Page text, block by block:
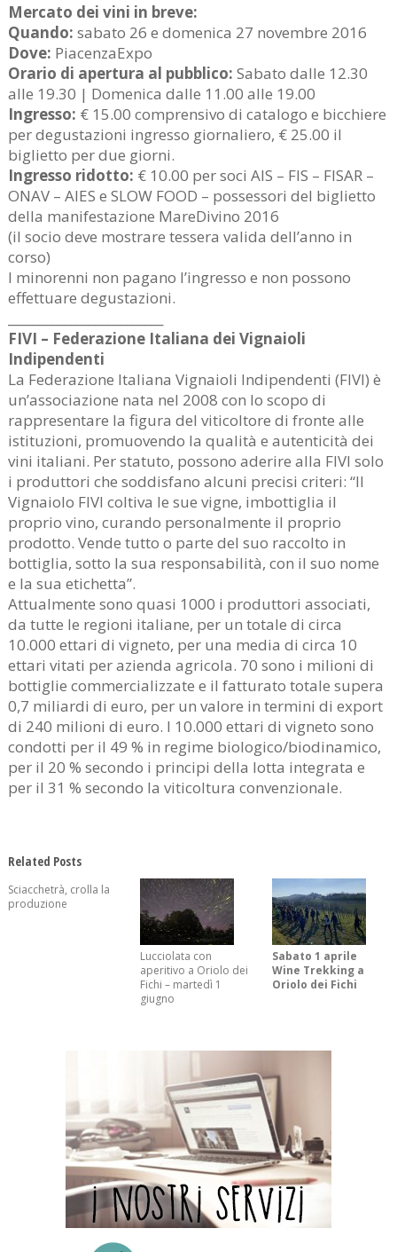
Mercato dei vini in breve:
Quando: sabato 26 e domenica 27 novembre 2016
Dove: PiacenzaExpo
Orario di apertura al pubblico: Sabato dalle 12.30
alle 19.30 | Domenica dalle 11.00 alle 19.00
Ingresso: € 15.00 comprensivo di catalogo e bicchiere
per degustazioni ingresso giornaliero, € 25.00 il
biglietto per due giorni.
Ingresso ridotto: € 10.00 per soci AIS – FIS – FISAR –
ONAV – AIES e SLOW FOOD – possessori del biglietto
della manifestazione MareDivino 2016
(il socio deve mostrare tessera valida dell’anno in
corso)
I minorenni non pagano l’ingresso e non possono
effettuare degustazioni.
FIVI – Federazione Italiana dei Vignaioli
Indipendenti
La Federazione Italiana Vignaioli Indipendenti (FIVI) è
un’associazione nata nel 2008 con lo scopo di
rappresentare la figura del viticoltore di fronte alle
istituzioni, promuovendo la qualità e autenticità dei
vini italiani. Per statuto, possono aderire alla FIVI solo
i produttori che soddisfano alcuni precisi criteri: “Il
Vignaiolo FIVI coltiva le sue vigne, imbottiglia il
proprio vino, curando personalmente il proprio
prodotto. Vende tutto o parte del suo raccolto in
bottiglia, sotto la sua responsabilità, con il suo nome
e la sua etichetta”.
Attualmente sono quasi 1000 i produttori associati,
da tutte le regioni italiane, per un totale di circa
10.000 ettari di vigneto, per una media di circa 10
ettari vitati per azienda agricola. 70 sono i milioni di
bottiglie commercializzate e il fatturato totale supera
0,7 miliardi di euro, per un valore in termini di export
di 240 milioni di euro. I 10.000 ettari di vigneto sono
condotti per il 49 % in regime biologico/biodinamico,
per il 20 % secondo i principi della lotta integrata e
per il 31 % secondo la viticoltura convenzionale.
Related Posts
Sciacchetrà, crolla la
produzione
Lucciolata con
aperitivo a Oriolo dei
Fichi – martedì 1
giugno
Sabato 1 aprile
Wine Trekking a
Oriolo dei Fichi